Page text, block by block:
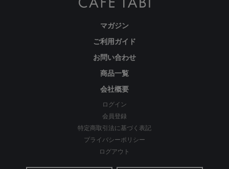
わたしの店舗がある福山市のある備後地域は、江戸時代から
藍染による絣織物を特産。裁断、縫製、仕上げ等の工場が数
マガジン
ご利用ガイド
お問い合わせ
商品一覧
会社概要
ログイン
会員登録
特定商取引法に基づく表記
プライバシーポリシー
ログアウト